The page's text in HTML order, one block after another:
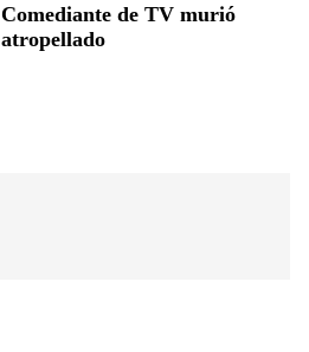
Comediante de TV murió
atropellado